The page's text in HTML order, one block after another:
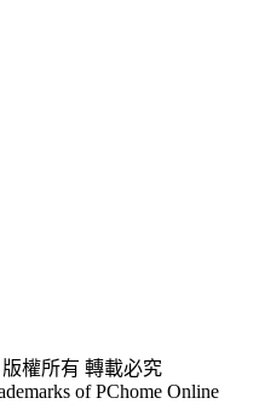
權所有 轉載必究
of PChome Online